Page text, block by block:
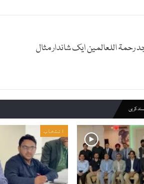
رحمۃ اللعالمین ایک شاندار مثال
کریں
انتخاب